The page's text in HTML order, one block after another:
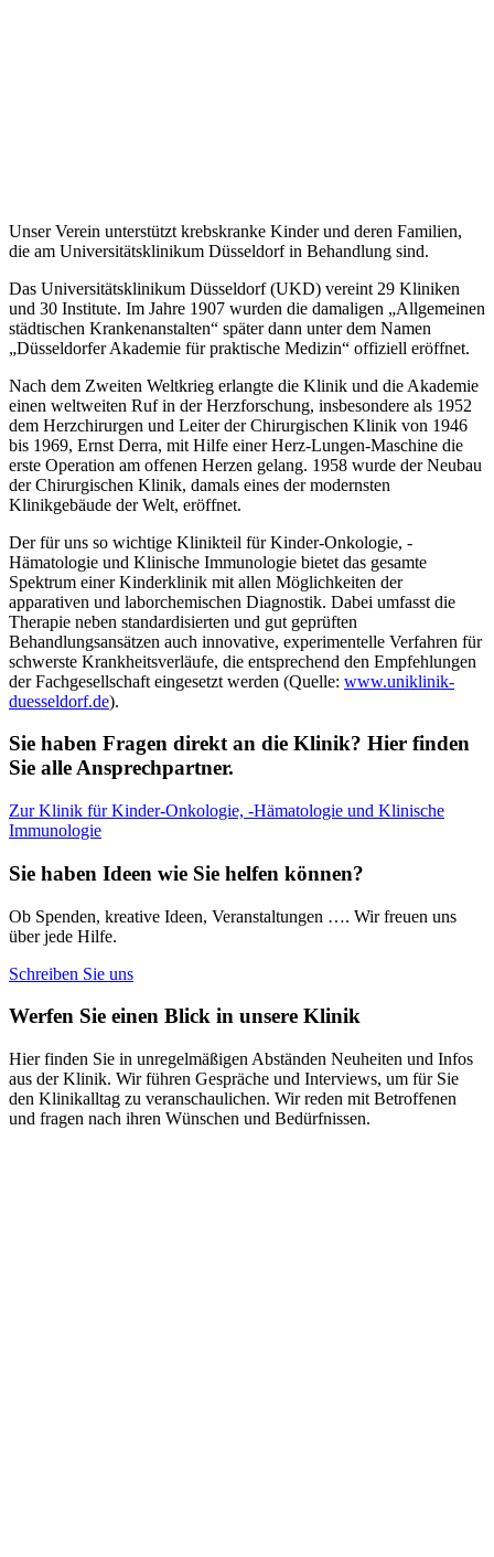
Unser Verein unterstützt krebskranke Kinder und deren Familien,
die am Universitätsklinikum Düsseldorf in Behandlung sind.
Das Universitätsklinikum Düsseldorf (UKD) vereint 29 Kliniken
und 30 Institute. Im Jahre 1907 wurden die damaligen „Allgemeinen
städtischen Krankenanstalten“ später dann unter dem Namen
„Düsseldorfer Akademie für praktische Medizin“ offiziell eröffnet.
Nach dem Zweiten Weltkrieg erlangte die Klinik und die Akademie
einen weltweiten Ruf in der Herzforschung, insbesondere als 1952
dem Herzchirurgen und Leiter der Chirurgischen Klinik von 1946
bis 1969, Ernst Derra, mit Hilfe einer Herz-Lungen-Maschine die
erste Operation am offenen Herzen gelang. 1958 wurde der Neubau
der Chirurgischen Klinik, damals eines der modernsten
Klinikgebäude der Welt, eröffnet.
Der für uns so wichtige Klinikteil für Kinder-Onkologie, -
Hämatologie und Klinische Immunologie bietet das gesamte
Spektrum einer Kinderklinik mit allen Möglichkeiten der
apparativen und laborchemischen Diagnostik. Dabei umfasst die
Therapie neben standardisierten und gut geprüften
Behandlungsansätzen auch innovative, experimentelle Verfahren für
schwerste Krankheitsverläufe, die entsprechend den Empfehlungen
der Fachgesellschaft eingesetzt werden (Quelle: www.uniklinik-
duesseldorf.de).
Sie haben Fragen direkt an die Klinik? Hier finden
Sie alle Ansprechpartner.
Zur Klinik für Kinder-Onkologie, -Hämatologie und Klinische
Immunologie
Sie haben Ideen wie Sie helfen können?
Ob Spenden, kreative Ideen, Veranstaltungen …. Wir freuen uns
über jede Hilfe.
Schreiben Sie uns
Werfen Sie einen Blick in unsere Klinik
Hier finden Sie in unregelmäßigen Abständen Neuheiten und Infos
aus der Klinik. Wir führen Gespräche und Interviews, um für Sie
den Klinikalltag zu veranschaulichen. Wir reden mit Betroffenen
und fragen nach ihren Wünschen und Bedürfnissen.